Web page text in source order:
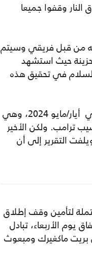
النار وقفوا جميعا
من قبل فريقي وسيتم
حزينة حيث استشهد
في تحقيق هذه
لكن لم يكن هناك الكثير من البحث حول سبب قبول إسرائيل الخطة التي اقترحها في أيار/مايو 2024، وهي
ترامب. ولكن الأخير
التقرير إلى أن
لتأمين وقف إطلاق
يوم الأربعاء، تبادل
بريت ماكغيرك ومبعوث